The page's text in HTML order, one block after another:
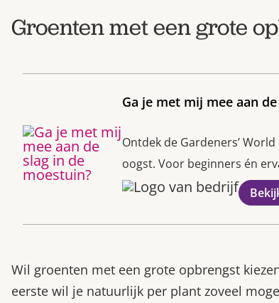
Groenten met een grote
Ga je met mij mee aan
Ontdek de Gardeners’
oogst. Voor beginners én
Wil groenten met een grote opbrengst
eerste wil je natuurlijk per plant zoveel